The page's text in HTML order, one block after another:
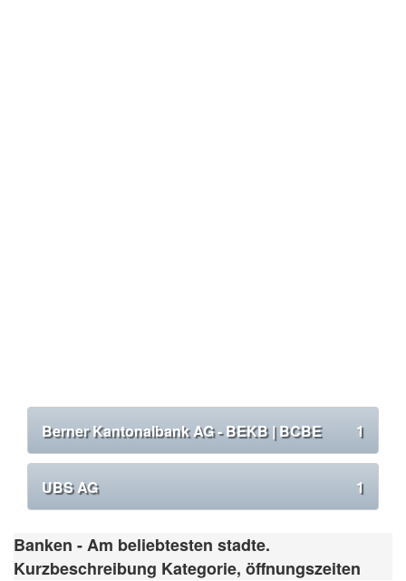
Berner Kantonalbank AG - BEKB | BCBE 1
UBS AG 1
Banken - Am beliebtesten stadte.
Kurzbeschreibung Kategorie, öffnungszeiten